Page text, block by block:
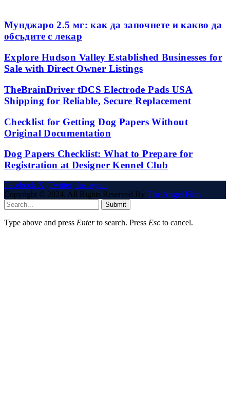
Мунджаро 2.5 мг: как да започнете и какво да
обсъдите с лекар
Explore Hudson Valley Established Businesses for
Sale with Direct Owner Listings
TheBrainDriver tDCS Electrode Pads USA
Shipping for Reliable, Secure Replacement
Checklist for Getting Dog Papers Without
Original Documentation
Dog Papers Checklist: What to Prepare for
Registration at Designer Kennel Club
Facebook X (Twitter) Instagram
Copyright © 2024. All Rights Reserved By The Angel Film
Submit
Type above and press Enterto search. Press Esc to cancel.